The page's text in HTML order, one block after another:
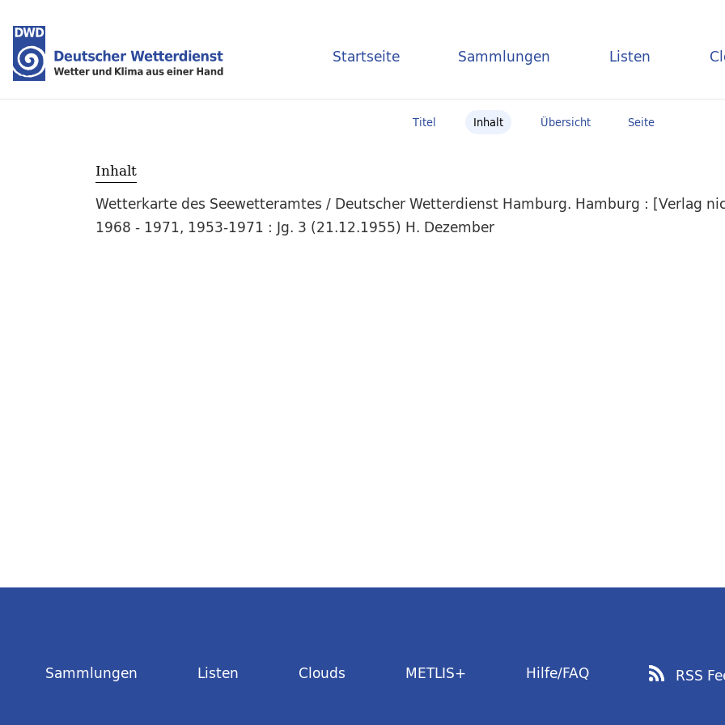
Startseite Sammlungen Listen
Titel Inhalt Übersicht Seite
Inhalt
Wetterkarte des Seewetteramtes / Deutscher Wetterdienst Hamburg. Hamburg : [Verlag
1968 - 1971, 1953-1971 : Jg. 3 (21.12.1955) H. Dezember
Sammlungen Listen Clouds METLIS+ Hilfe/FAQ RSS